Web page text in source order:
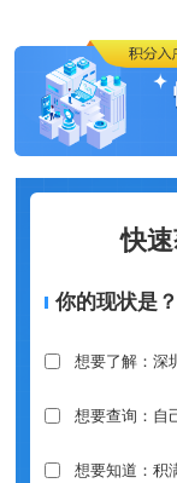
快
你的现状是？
想要了解：深
想要查询：自
想要知道：积